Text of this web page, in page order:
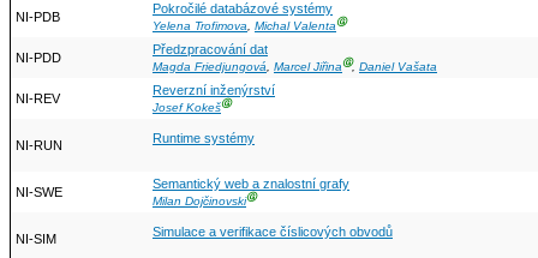
NI-PDB
Pokročilé databázové systémy
Yelena Trofimova, Michal ValentaⒼ
NI-PDD
Předzpracování dat
Magda Friedjungová, Marcel JiřinaⒼ, Daniel Vašata
NI-REV
Reverzní inženýrství
Josef KokešⒼ
NI-RUN Runtime systémy
NI-SWE
Semantický web a znalostní grafy
Milan DojčinovskiⒼ
NI-SIM Simulace a verifikace číslicových obvodů